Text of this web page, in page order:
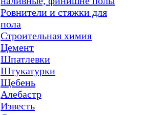
Ровнители и стяжки для
пола
Строительная химия
Цемент
Шпатлевки
Штукатурки
Щебень
Алебастр
Известь